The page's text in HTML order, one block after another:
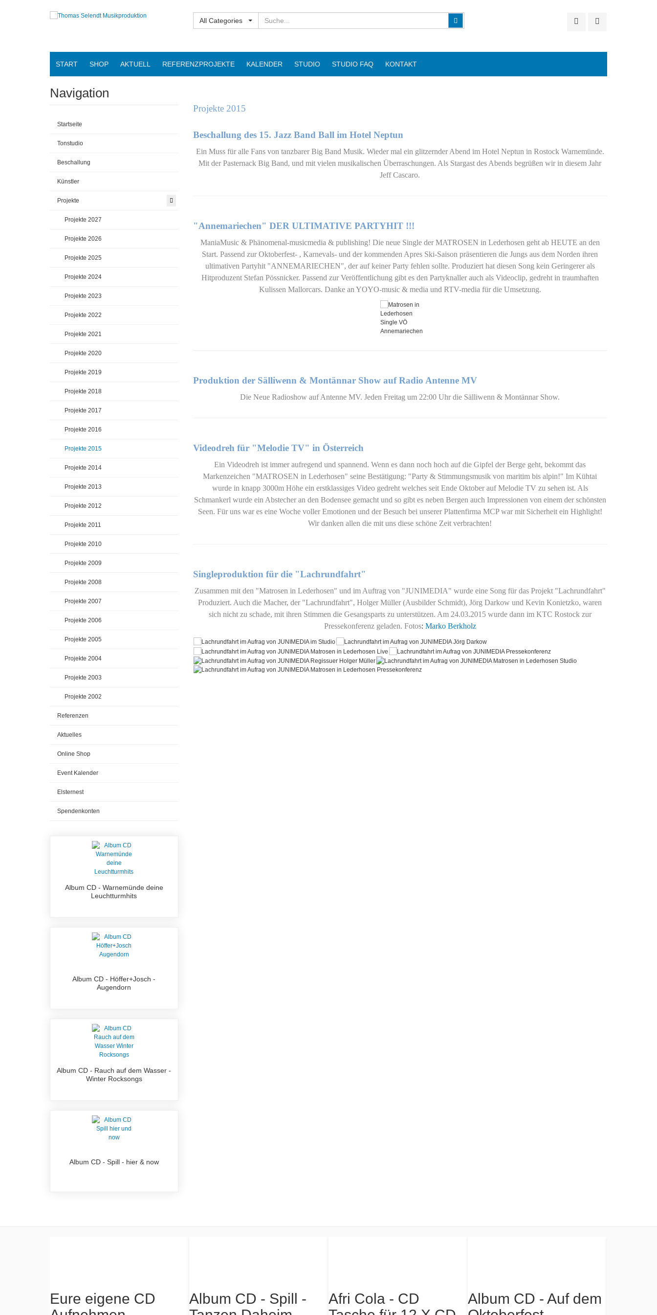
All Categories Suchen
START SHOP AKTUELL REFERENZPROJEKTE KALENDER STUDIO STUDIO FAQ KONTAKT
Projekte 2015
Beschallung des 15. Jazz Band Ball im Hotel Neptun
Ein Muss für alle Fans von tanzbarer Big Band Musik. Wieder mal ein glitzernder Abend im Hotel Neptun in Rostock Warnemünde.
Mit der Pasternack Big Band, und mit vielen musikalischen Überraschungen. Als Stargast des Abends begrüßen wir in diesem Jahr
Jeff Cascaro.
"Annemariechen" DER ULTIMATIVE PARTYHIT !!!
ManiaMusic & Phänomenal-musicmedia & publishing! Die neue Single der MATROSEN in Lederhosen geht ab HEUTE an den
Start. Passend zur Oktoberfest- , Karnevals- und der kommenden Apres Ski-Saison präsentieren die Jungs aus dem Norden ihren
ultimativen Partyhit "ANNEMARIECHEN", der auf keiner Party fehlen sollte. Produziert hat diesen Song kein Geringerer als
Hitproduzent Stefan Pössnicker. Passend zur Veröffentlichung gibt es den Partyknaller auch als Videoclip, gedreht in traumhaften
Kulissen Mallorcars. Danke an YOYO-music & media und RTV-media für die Umsetzung.
Produktion der Sälliwenn & Montännar Show auf Radio Antenne MV
Die Neue Radioshow auf Antenne MV. Jeden Freitag um 22:00 Uhr die Sälliwenn & Montännar Show.
Videodreh für "Melodie TV" in Österreich
Ein Videodreh ist immer aufregend und spannend. Wenn es dann noch hoch auf die Gipfel der Berge geht, bekommt das
Markenzeichen "MATROSEN in Lederhosen" seine Bestätigung: "Party & Stimmungsmusik von maritim bis alpin!" Im Kühtai
wurde in knapp 3000m Höhe ein erstklassiges Video gedreht welches seit Ende Oktober auf Melodie TV zu sehen ist. Als
Schmankerl wurde ein Abstecher an den Bodensee gemacht und so gibt es neben Bergen auch Impressionen von einem der schönsten
Seen. Für uns war es eine Woche voller Emotionen und der Besuch bei unserer Plattenfirma MCP war mit Sicherheit ein Highlight!
Wir danken allen die mit uns diese schöne Zeit verbrachten!
Singleproduktion für die "Lachrundfahrt"
Zusammen mit den "Matrosen in Lederhosen" und im Auftrag von "JUNIMEDIA" wurde eine Song für das Projekt "Lachrundfahrt"
Produziert. Auch die Macher, der "Lachrundfahrt",Holger Müller (Ausbilder Schmidt), Jörg Darkow und Kevin Konietzko,waren
sich nicht zu schade, mit ihren Stimmen die Gesangsparts zu unterstützen. Am 24.03.2015 wurde dann im KTC Rostock zur
Pressekonferenz geladen. Fotos: Marko Berkholz
Navigation
Startseite
Tonstudio
Beschallung
Künstler
Projekte
Projekte 2027
Projekte 2026
Projekte 2025
Projekte 2024
Projekte 2023
Projekte 2022
Projekte 2021
Projekte 2020
Projekte 2019
Projekte 2018
Projekte 2017
Projekte 2016
Projekte 2015
Projekte 2014
Projekte 2013
Projekte 2012
Projekte 2011
Projekte 2010
Projekte 2009
Projekte 2008
Projekte 2007
Projekte 2006
Projekte 2005
Projekte 2004
Projekte 2003
Projekte 2002
Referenzen
Aktuelles
Online Shop
Event Kalender
Elsternest
Spendenkonten
Album CD - Warnemünde deine
Leuchtturmhits
Album CD - Höffer+Josch -
Augendorn
Album CD - Rauch auf dem Wasser -
Winter Rocksongs
Album CD - Spill - hier & now
Aufnehmen
Tanzen Daheim
Tasche für 12 X CD,
Album CD - Auf dem
Oktoberfest